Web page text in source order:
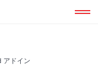
アドイン